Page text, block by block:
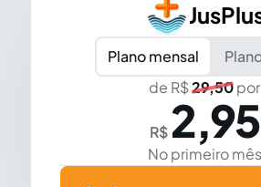
Plano mensal
de R$29,50por
R$ 2,95
No primeiro mês